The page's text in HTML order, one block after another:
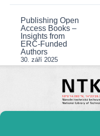
Europe!
Post
navigation
Publishing Open
Access Books –
Insights from
ERC-Funded
Authors
30. září 2025